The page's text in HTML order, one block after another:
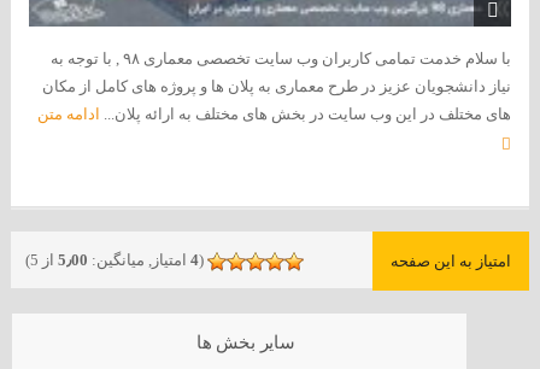
با سلام خدمت تمامی کاربران وب سایت تخصصی معماری ۹۸ , با توجه به
نیاز دانشجویان عزیز در طرح معماری به پلان ها و پروژه های کامل از مکان
های مختلف در این وب سایت در بخش های مختلف به ارائه پلان... ادامه متن
امتیاز به این صفحه (
4 امتیاز, میانگین: 5٫00 از 5)
سایر بخش ها